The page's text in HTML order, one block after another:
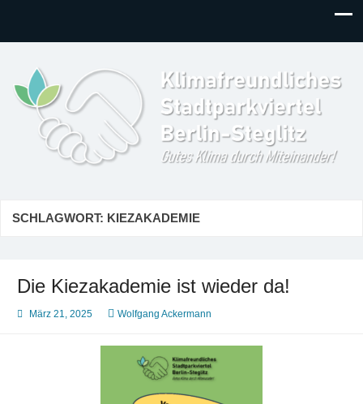
Klimafreundliches
Stadtparkviertel
Gutes Klima durch Miteinander in Berlin-Steglitz!
SCHLAGWORT: KIEZAKADEMIE
Die Kiezakademie ist wieder da!
März 21, 2025 Wolfgang Ackermann